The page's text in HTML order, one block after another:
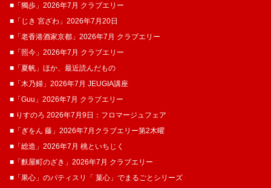
■「獨歩」2026年7月 クラブエリー
■「じき 宮ざわ」2026年7月20日
■「老香港酒家京都」2026年7月 クラブエリー
■「照今」2026年7月 クラブエリー
■「夏帆」ほか、最近読んだもの
■「木乃婦」2026年7月 JEUGIA講座
■「Guu」2026年7月 クラブエリー
■ りすのろ 2026年7月9日：フロマージュフェア
■「ぎをん 藤」2026年7月クラブエリー第2木曜
■「総造」2026年7月 桃といちじく
■「麩屋町のざき」2026年7月 クラブエリー
■「果心」のパティスリ「 菓​心」でまるごとシリーズ